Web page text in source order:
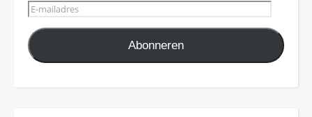
E-mailadres
Abonneren